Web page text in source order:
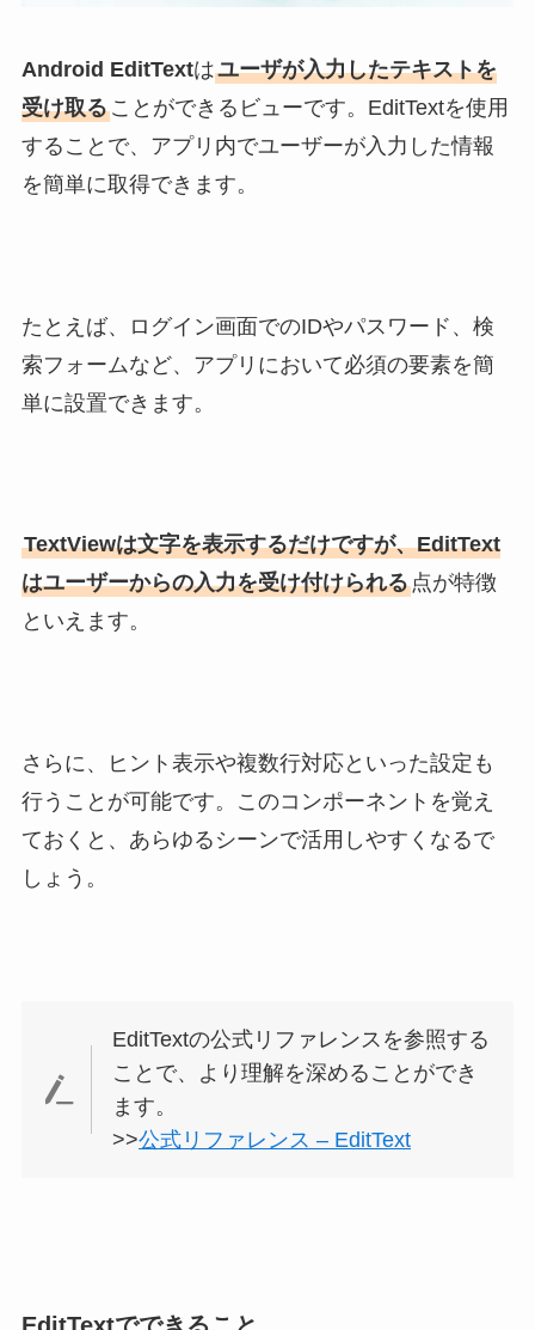
Android EditTextはユーザが入力したテキストを
受け取ることができるビューです。EditTextを使用
することで、アプリ内でユーザーが入力した情報
を簡単に取得できます。
たとえば、ログイン画面でのIDやパスワード、検
索フォームなど、アプリにおいて必須の要素を簡
単に設置できます。
TextViewは文字を表示するだけですが、EditText
はユーザーからの入力を受け付けられる点が特徴
といえます。
さらに、ヒント表示や複数行対応といった設定も
行うことが可能です。このコンポーネントを覚え
ておくと、あらゆるシーンで活用しやすくなるで
しょう。
EditTextの公式リファレンスを参照する
ことで、より理解を深めることができ
ます。
>>公式リファレンス – EditText
EditTextでできること